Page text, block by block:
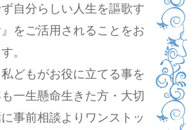
自分らしい人生を謳歌す
をご活用されることをお
。
どもがお役に立てる事を
一生懸命生きた方・大切
事前相談よりワンストッ